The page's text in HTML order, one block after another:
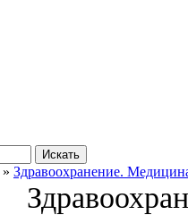
Искать
» Здравоохранение.